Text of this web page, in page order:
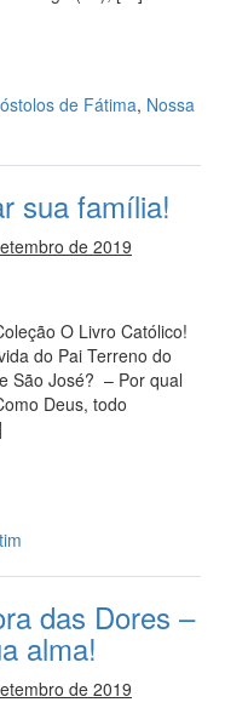
de Fátima, Nossa
sua família!
de 2019
O Livro Católico!
do Pai Terreno do
São José? – Por qual
Deus, todo
das Dores –
alma!
de 2019